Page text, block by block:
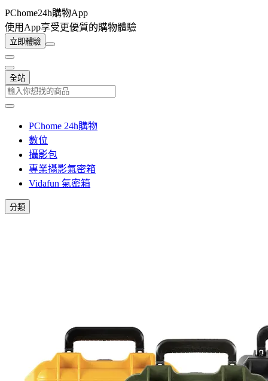
PChome24h購物App
使用App享受更優質的購物體驗
立即體驗
全站
PChome 24h購物
數位
攝影包
專業攝影氣密箱
Vidafun 氣密箱
分類